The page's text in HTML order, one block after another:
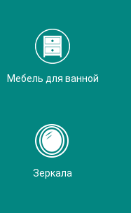
Мебель для ванной
Зеркала